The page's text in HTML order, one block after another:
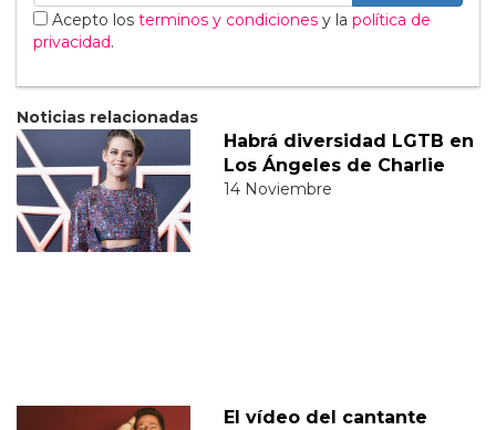
Acepto los terminos y condiciones y la política de
privacidad.
Noticias relacionadas
Habrá diversidad LGTB en
Los Ángeles de Charlie
14 Noviembre
El vídeo del cantante